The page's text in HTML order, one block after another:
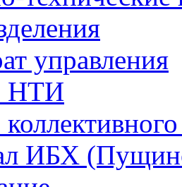
управления
НТИ
ИБХ